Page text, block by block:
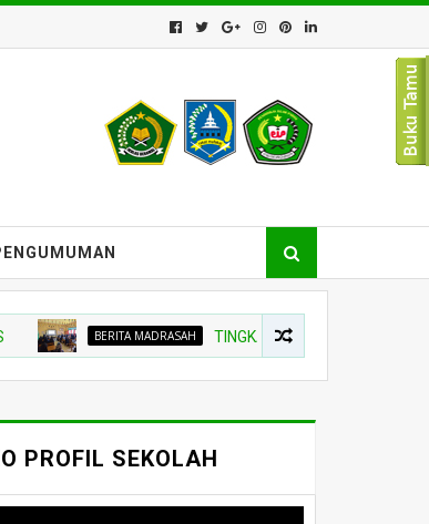
BERITA MADRASAH TINGKATKAN KUALITAS PELAPORAN,
PROFIL SEKOLAH